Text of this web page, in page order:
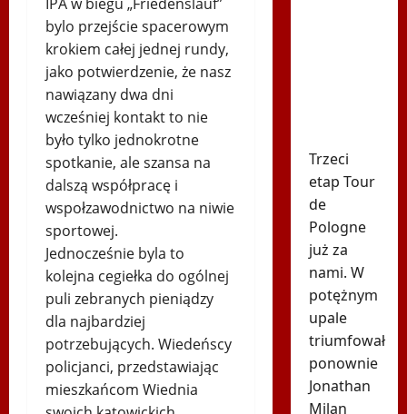
bylo przejście spacerowym
krokiem całej jednej rundy,
jako potwierdzenie, że nasz
nawiązany dwa dni
wcześniej kontakt to nie
było tylko jednokrotne
spotkanie, ale szansa na
dalszą współpracę i
wspołzawodnictwo na niwie
sportowej.
Jednocześnie byla to
kolejna cegiełka do ogólnej
puli zebranych pieniądzy
dla najbardziej
potrzebujących. Wiedeńscy
policjanci, przedstawiając
mieszkańcom Wiednia
Trzeci
etap Tour
de
Pologne
już za
nami. W
potężnym
upale
triumfował
ponownie
Jonathan
Milan